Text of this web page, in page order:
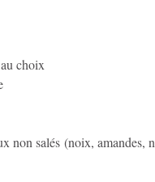
choix
non salés (noix, amandes,